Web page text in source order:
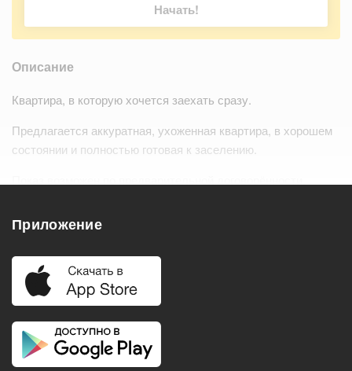
Начать!
Описание
Квартира, в которую хочется заехать сразу.
Предлагается аккуратная, ухоженная квартира, в хорошем
состоянии и полностью готовая к заселению.
Балкон
Холодильник
Телевизор
Кондиционер
Приложение